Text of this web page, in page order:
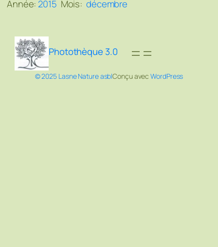
Année: 2015 Mois: décembre
Photothèque 3.0
© 2025 Lasne Nature asblConçu avecWordPress